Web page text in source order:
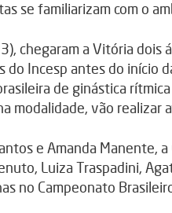
se familiarizam com o
chegaram a Vitória dois
do Incesp antes do início
de ginástica
modalidade, vão realizar
e Amanda Manente,
Luiza Traspadini,
no Campeonato